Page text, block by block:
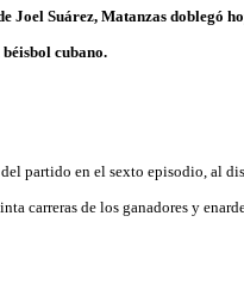
Joel Suárez, Matanzas doblegó
cubano.
partido en el sexto episodio, al
carreras de los ganadores y